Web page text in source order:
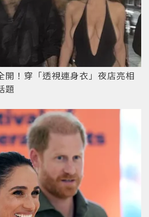
開！穿「透視連身衣」夜店亮相
題